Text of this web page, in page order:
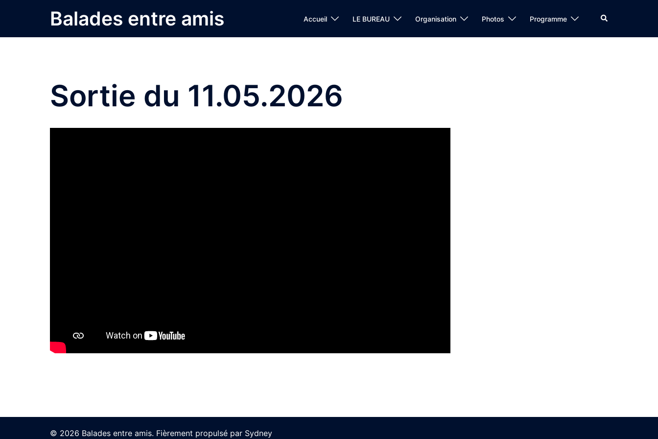
Balades entre amis Accueil LE BUREAU Organisation Photos Programme Rechercher
Sortie du 11.05.2026
© 2026 Balades entre amis. Fièrement propulsé par Sydney